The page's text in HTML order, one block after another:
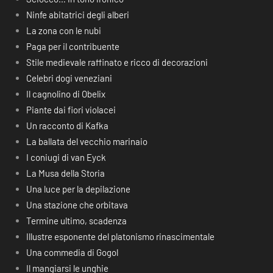
Ninfe abitatrici degli alberi
La zona con le nubi
Paga per il contribuente
Stile medievale raffinato e ricco di decorazioni
Celebri dogi veneziani
Il cagnolino di Obelix
Piante dai fiori violacei
Un racconto di Kafka
La ballata del vecchio marinaio
I coniugi di van Eyck
La Musa della Storia
Una luce per la depilazione
Una stazione che orbitava
Termine ultimo, scadenza
Illustre esponente del platonismo rinascimentale
Una commedia di Gogol
Il mangiarsi le unghie